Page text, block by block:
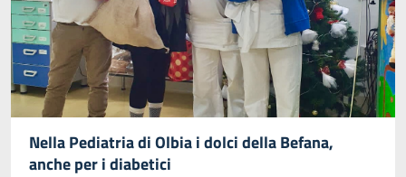
Nella Pediatria di Olbia i dolci della Befana,
anche per i diabetici